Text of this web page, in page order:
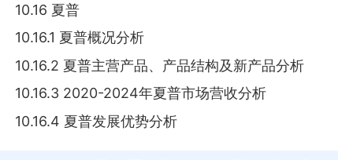
10.16 夏普
10.16.1 夏普概况分析
10.16.2 夏普主营产品、产品结构及新产品分析
10.16.3 2020-2024年夏普市场营收分析
10.16.4 夏普发展优势分析